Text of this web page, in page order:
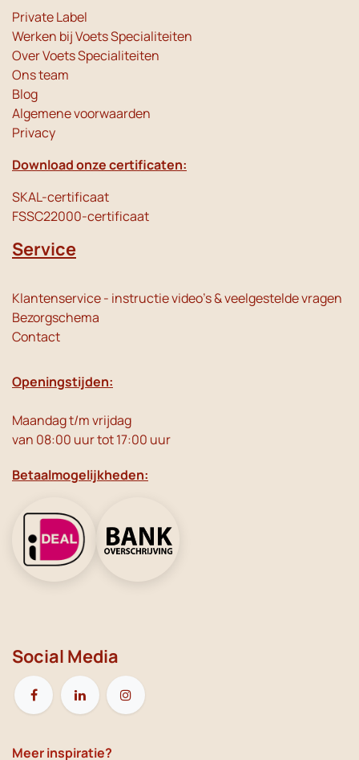
Private Label
Werken bij Voets Specialiteiten
Over Voets Specialiteiten
Ons team
Blog
Algemene voorwaarden
Privacy
Download onze certificaten:
SKAL-certificaat
FSSC22000-certificaat
Service
Klantenservice - instructie video's & veelgestelde vragen
Bezorgschema
Contact
Openingstijden:
Maandag t/m vrijdag
van 08:00 uur tot 17:00 uur
Betaalmogelijkheden:
Social Media
Meer inspiratie?